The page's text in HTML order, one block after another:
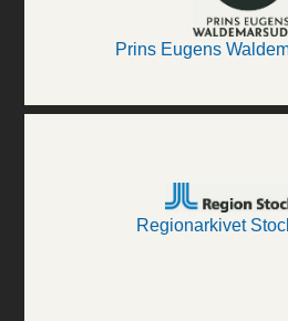
Prins Eugens
Regionarkivet